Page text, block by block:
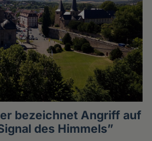
bezeichnet Angriff auf
des Himmels”